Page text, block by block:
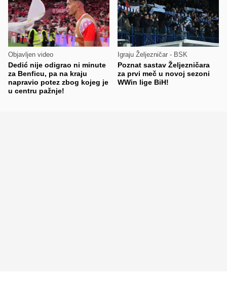
Objavljen video
Dedić nije odigrao ni minute
za Benficu, pa na kraju
napravio potez zbog kojeg je
u centru pažnje!
Igraju Željezničar - BSK
Poznat sastav Željezničara
za prvi meč u novoj sezoni
WWin lige BiH!